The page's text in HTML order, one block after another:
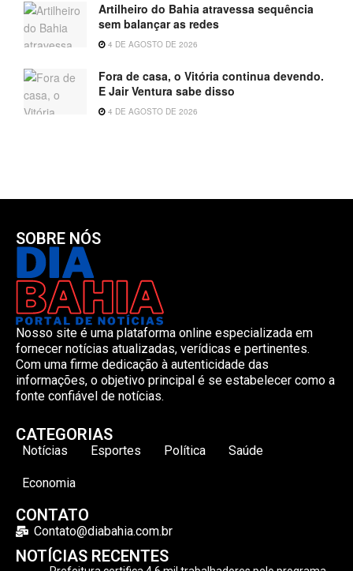
Artilheiro do Bahia atravessa sequência
sem balançar as redes
4 DE AGOSTO DE 2026
Fora de casa, o Vitória continua devendo.
E Jair Ventura sabe disso
4 DE AGOSTO DE 2026
SOBRE NÓS
Nosso site é uma plataforma online especializada em
fornecer notícias atualizadas, verídicas e pertinentes.
Com uma firme dedicação à autenticidade das
informações, o objetivo principal é se estabelecer como a
fonte confiável de notícias.
CATEGORIAS
Notícias Esportes Política Saúde
Economia
CONTATO
Contato@diabahia.com.br
NOTÍCIAS RECENTES